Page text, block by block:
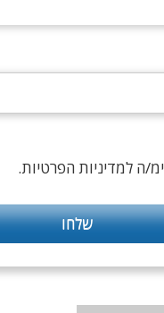
ה למדיניות הפרטיות.